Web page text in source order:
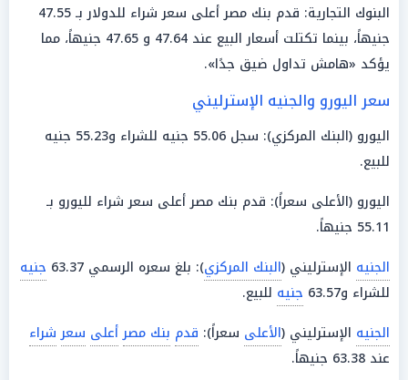
البنوك التجارية: قدم بنك مصر أعلى سعر شراء للدولار بـ 47.55
جنيهاً، بينما تكتلت أسعار البيع عند 47.64 و 47.65 جنيهاً، مما
يؤكد «هامش تداول ضيق جدًا».
سعر اليورو والجنيه الإسترليني
اليورو (البنك المركزي): سجل 55.06 جنيه للشراء و55.23 جنيه
للبيع.
اليورو (الأعلى سعراً): قدم بنك مصر أعلى سعر شراء لليورو بـ
55.11 جنيهاً.
الجنيه الإسترليني (البنك المركزي): بلغ سعره الرسمي 63.37
جنيه
للشراء و63.57
جنيه للبيع.
الجنيه الإسترليني (الأعلى سعراً): قدم بنك مصرأعلى سعر شراء
عند 63.38 جنيهاً.